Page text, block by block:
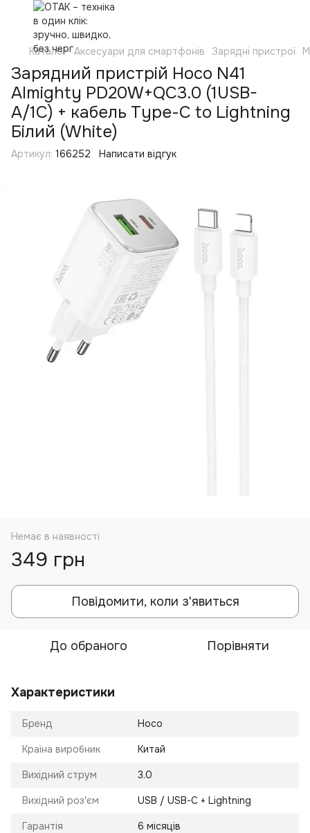
Каталог Аксесуари для смартфонів Зарядні пристрої
Зарядний пристрій Hoco N41
Almighty PD20W+QC3.0 (1USB-
A/1C) + кабель Type-C to Lightning
Білий (White)
Артикул: 166252 Написати відгук
Немає в наявності
349 грн
Повідомити, коли з'явиться
До обраного Порівняти
Характеристики
Бренд Hoco
Країна виробник Китай
Вихідний струм 3.0
Вихідний роз'єм USB / USB-C + Lightning
Гарантія 6 місяців